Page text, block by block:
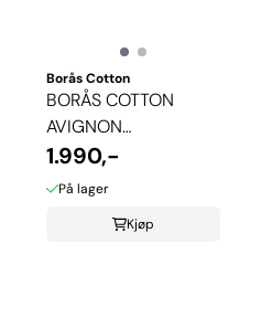
Borås Cotton
BORÅS COTTON
AVIGNON
SENGETEPPE
1.990,-
På lager
Kjøp